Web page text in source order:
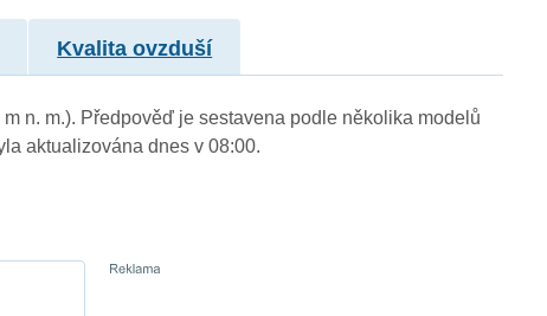
Kvalita ovzduší
n. m.). Předpověď je sestavena podle několika modelů
aktualizována dnes v 08:00.